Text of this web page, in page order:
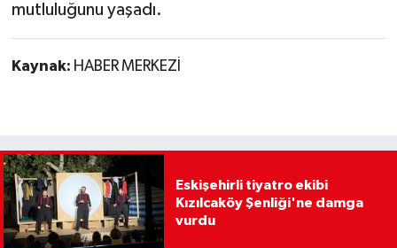
mutluluğunu yaşadı.
Kaynak: HABER MERKEZİ
Eskişehirli tiyatro ekibi
Kızılcaköy Şenliği'ne damga
vurdu